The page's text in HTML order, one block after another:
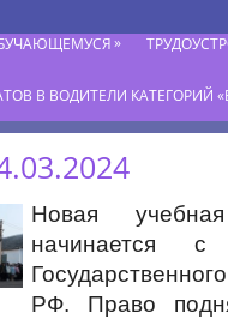
»
В ВОДИТЕЛИ КАТЕГОРИЙ
Новая
начинается
РФ. Право